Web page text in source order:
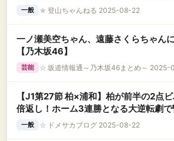
一般 ★ 登山ちゃんねる 2025-08-22
一ノ瀬美空ちゃん、遠藤さくらちゃん
【乃木坂46】
芸能 ☆ 坂道情報通～乃木坂46まとめ～ 2025-
【J1第27節 柏×浦和】柏が前半の2点
倍返し！ホーム3連勝となる大逆転劇
一般 ☆ ドメサカブログ 2025-08-22